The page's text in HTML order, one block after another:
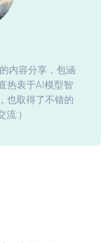
内容分享，包涵
热衷于AI模型智
也取得了不错的
:）